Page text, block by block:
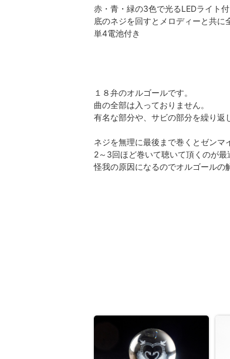
赤・青・緑の3色で光るLEDライト付
底のネジを回すとメロディーと共に
単4電池付き
１８弁のオルゴールです。
曲の全部は入っておりません。
有名な部分や、サビの部分を繰り返
ネジを無理に最後まで巻くとゼンマ
2～3回ほど巻いて聴いて頂くのが最
怪我の原因になるのでオルゴールの